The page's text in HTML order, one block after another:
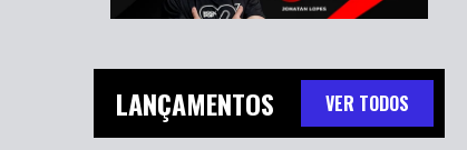
LANÇAMENTOS VER TODOS